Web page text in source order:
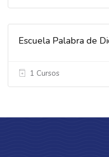
Escuela Palabra de
1 Cursos